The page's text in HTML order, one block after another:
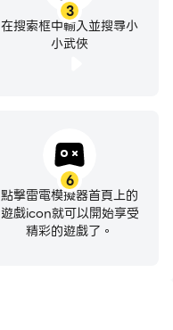
3
在搜索框中輸入並搜尋小
小武俠
6
點擊雷電模擬器首頁上的
遊戲icon就可以開始享受
精彩的遊戲了。